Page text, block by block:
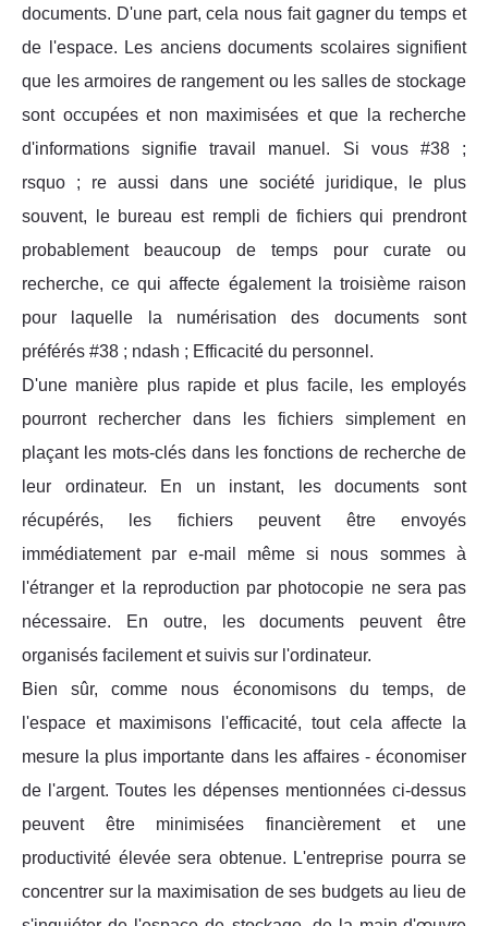
documents. D'une part, cela nous fait gagner du temps et
de l'espace. Les anciens documents scolaires signifient
que les armoires de rangement ou les salles de stockage
sont occupées et non maximisées et que la recherche
d'informations signifie travail manuel. Si vous #38 ;
rsquo ; re aussi dans une société juridique, le plus
souvent, le bureau est rempli de fichiers qui prendront
probablement beaucoup de temps pour curate ou
recherche, ce qui affecte également la troisième raison
pour laquelle la numérisation des documents sont
préférés #38 ; ndash ; Efficacité du personnel.
D'une manière plus rapide et plus facile, les employés
pourront rechercher dans les fichiers simplement en
plaçant les mots-clés dans les fonctions de recherche de
leur ordinateur. En un instant, les documents sont
récupérés, les fichiers peuvent être envoyés
immédiatement par e-mail même si nous sommes à
l'étranger et la reproduction par photocopie ne sera pas
nécessaire. En outre, les documents peuvent être
organisés facilement et suivis sur l'ordinateur.
Bien sûr, comme nous économisons du temps, de
l'espace et maximisons l'efficacité, tout cela affecte la
mesure la plus importante dans les affaires - économiser
de l'argent. Toutes les dépenses mentionnées ci-dessus
peuvent être minimisées financièrement et une
productivité élevée sera obtenue. L'entreprise pourra se
concentrer sur la maximisation de ses budgets au lieu de